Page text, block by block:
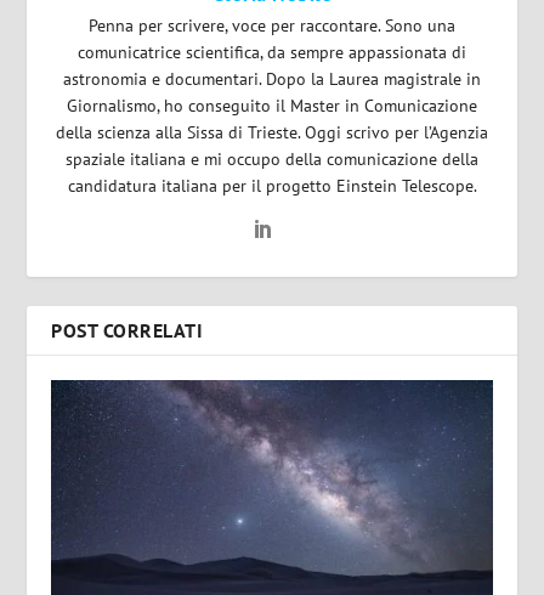
Penna per scrivere, voce per raccontare. Sono una
comunicatrice scientifica, da sempre appassionata di
astronomia e documentari. Dopo la Laurea magistrale in
Giornalismo, ho conseguito il Master in Comunicazione
della scienza alla Sissa di Trieste. Oggi scrivo per l’Agenzia
spaziale italiana e mi occupo della comunicazione della
candidatura italiana per il progetto Einstein Telescope.
POST CORRELATI